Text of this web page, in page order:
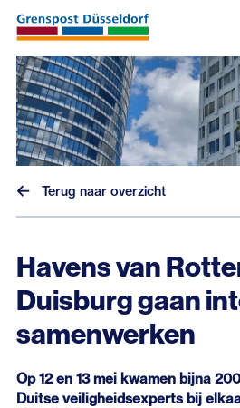
Nieuws
Terug naar overzicht
Havens van
Duisburg gaan
samenwerken
Op 12 en 13 mei kwamen bijna
Duitse veiligheidsexperts bij